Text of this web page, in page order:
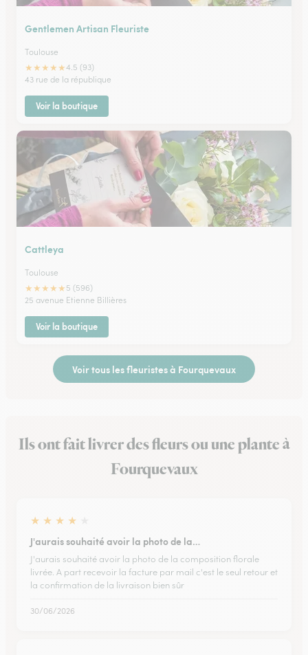
Gentlemen Artisan Fleuriste
Toulouse
★★★★★4.5 (93)
43 rue de la république
Voir la boutique
Cattleya
Toulouse
★★★★★ 5 (596)
25 avenue Etienne Billières
Voir la boutique
Voir tous les fleuristes à Fourquevaux
Ils ont fait livrer des fleurs ou une plante à
Fourquevaux
★ ★ ★ ★
J'aurais souhaité avoir la photo de la…
J'aurais souhaité avoir la photo de la composition florale
livrée. A part recevoir la facture par mail c'est le seul retour et
la confirmation de la livraison bien sûr
30/06/2026